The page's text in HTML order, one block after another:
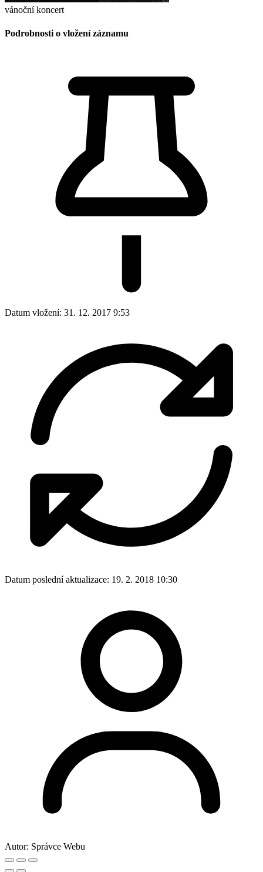
vánoční koncert
Podrobnosti o vložení záznamu
Datum vložení: 31. 12. 2017 9:53
Datum poslední aktualizace: 19. 2. 2018 10:30
Autor: Správce Webu